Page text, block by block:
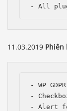
- All
11.03.2019 Phiên
- WP
-
- Alert